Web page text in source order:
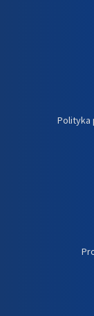
Polityka